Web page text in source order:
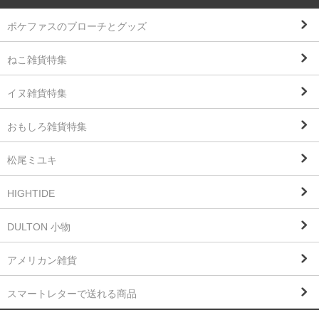
ポケファスのブローチとグッズ
ねこ雑貨特集
イヌ雑貨特集
おもしろ雑貨特集
松尾ミユキ
HIGHTIDE
DULTON 小物
アメリカン雑貨
スマートレターで送れる商品